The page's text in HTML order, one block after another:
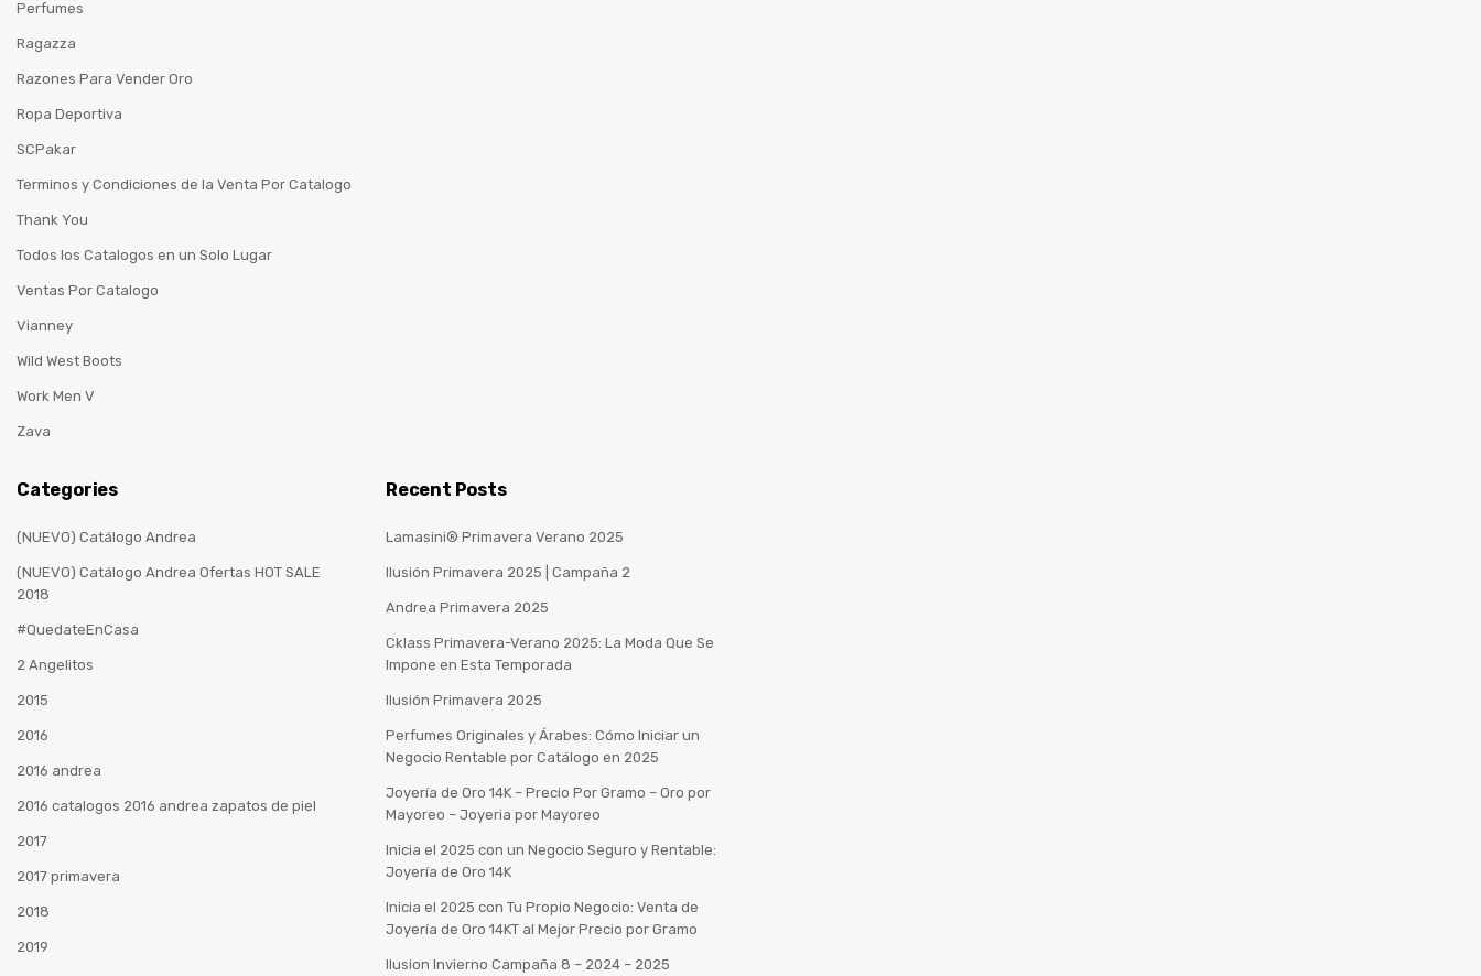
Perfumes
Ragazza
Razones Para Vender Oro
Ropa Deportiva
SCPakar
Terminos y Condiciones de la Venta Por Catalogo
Thank You
Todos los Catalogos en un Solo Lugar
Ventas Por Catalogo
Vianney
Wild West Boots
Work Men V
Zava
Categories
(NUEVO) Catálogo Andrea
(NUEVO) Catálogo Andrea Ofertas HOT SALE
2018
#QuedateEnCasa
2 Angelitos
2015
2016
2016 andrea
2016 catalogos 2016 andrea zapatos de piel
2017
2017 primavera
2018
2019
Recent Posts
Lamasini® Primavera Verano 2025
Ilusión Primavera 2025 | Campaña 2
Andrea Primavera 2025
Cklass Primavera-Verano 2025: La Moda Que Se
Impone en Esta Temporada
Ilusión Primavera 2025
Perfumes Originales y Árabes: Cómo Iniciar un
Negocio Rentable por Catálogo en 2025
Joyería de Oro 14K – Precio Por Gramo – Oro por
Mayoreo – Joyeria por Mayoreo
Inicia el 2025 con un Negocio Seguro y Rentable:
Joyería de Oro 14K
Inicia el 2025 con Tu Propio Negocio: Venta de
Joyería de Oro 14KT al Mejor Precio por Gramo
Ilusion Invierno Campaña 8 – 2024 – 2025